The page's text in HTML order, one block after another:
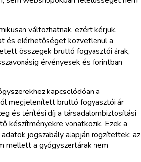
változhatnak, ezért kérjük,
és elérhetőséget közvetlenül a
összegek bruttó fogyasztói árak,
érvényesek és forintban
kapcsolódóan a
megjelenített bruttó fogyasztói ár
és térítési díj a társadalombiztosítási
készítményekre vonatkozik. Ezek a
jogszabály alapján rögzítettek; az
mellett a gyógyszertárak nem